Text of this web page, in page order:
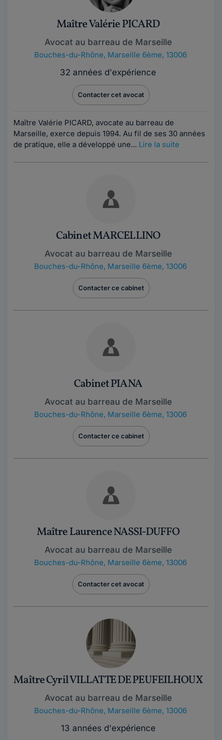
Maître Valérie PICARD
Avocat au barreau de Marseille
Bouches-du-Rhône, Marseille 6ème, 13006
32 années d'expérience
Contacter cet avocat
Maître Valérie PICARD, avocate au barreau de
Marseille, exerce depuis 1994. Au fil de ses 30 années
de pratique, elle a développé une... Lire la suite
Cabinet MARCELLINO
Avocat au barreau de Marseille
Bouches-du-Rhône, Marseille 6ème, 13006
Contacter ce cabinet
Cabinet PIANA
Avocat au barreau de Marseille
Bouches-du-Rhône, Marseille 6ème, 13006
Contacter ce cabinet
Maître Laurence NASSI-DUFFO
Avocat au barreau de Marseille
Bouches-du-Rhône, Marseille 6ème, 13006
Contacter cet avocat
Maître Cyril VILLATTE DE PEUFEILHOUX
Avocat au barreau de Marseille
Bouches-du-Rhône, Marseille 6ème, 13006
13 années d'expérience